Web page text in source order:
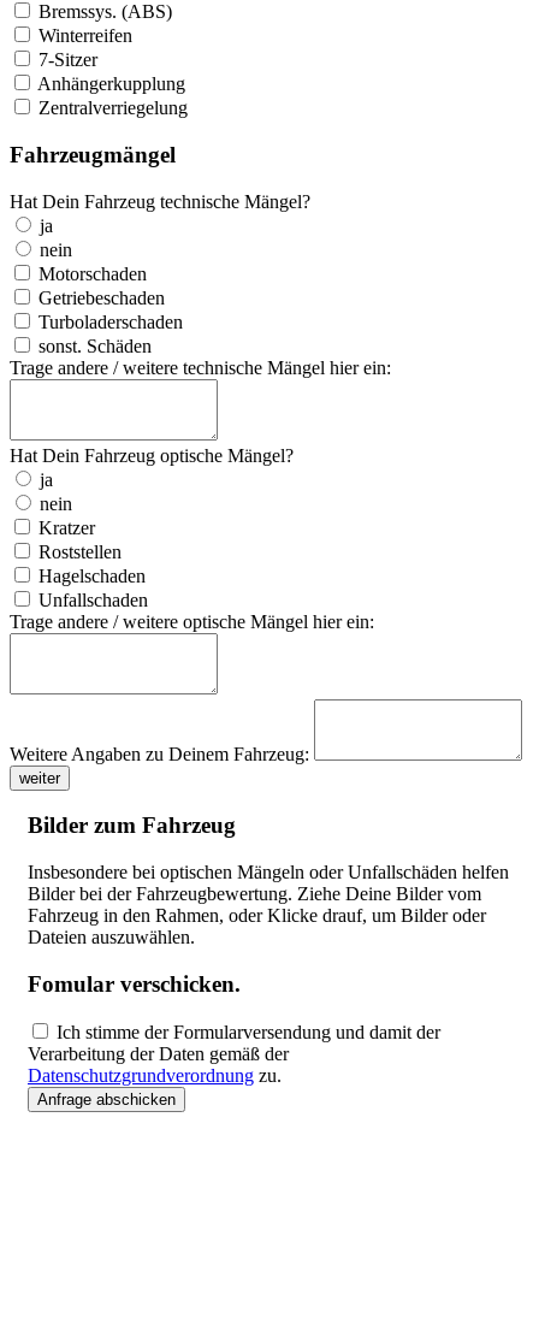
Bremssys. (ABS)
Winterreifen
7-Sitzer
Anhängerkupplung
Zentralverriegelung
Fahrzeugmängel
Hat Dein Fahrzeug technische Mängel?
ja
nein
Motorschaden
Getriebeschaden
Turboladerschaden
sonst. Schäden
Trage andere / weitere technische Mängel hier ein:
Hat Dein Fahrzeug optische Mängel?
ja
nein
Kratzer
Roststellen
Hagelschaden
Unfallschaden
Trage andere / weitere optische Mängel hier ein:
Weitere Angaben zu Deinem Fahrzeug:
weiter
Bilder zum Fahrzeug
Insbesondere bei optischen Mängeln oder Unfallschäden helfen
Bilder bei der Fahrzeugbewertung. Ziehe Deine Bilder vom
Fahrzeug in den Rahmen, oder Klicke drauf, um Bilder oder
Dateien auszuwählen.
Fomular verschicken.
Ich stimme der Formularversendung und damit der
Verarbeitung der Daten gemäß der
Datenschutzgrundverordnung zu.
Anfrage abschicken